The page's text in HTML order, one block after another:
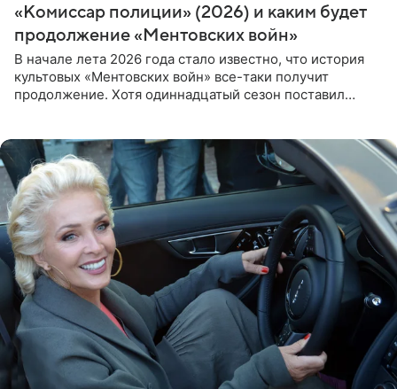
«Комиссар полиции» (2026) и каким будет
продолжение «Ментовских войн»
В начале лета 2026 года стало известно, что история
культовых «Ментовских войн» все-таки получит
продолжение. Хотя одиннадцатый сезон поставил